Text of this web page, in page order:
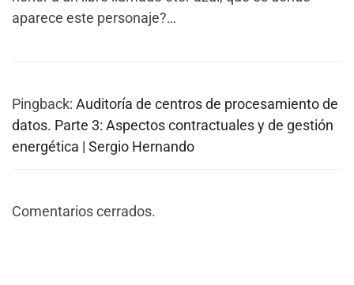
aparece este personaje?…
Pingback: Auditoría de centros de procesamiento de
datos. Parte 3: Aspectos contractuales y de gestión
energética | Sergio Hernando
Comentarios cerrados.